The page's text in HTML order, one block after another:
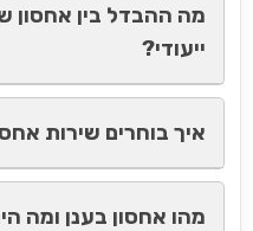
ייעודי?
איך בוחרים שירות
מהו אחסון בענן ומה